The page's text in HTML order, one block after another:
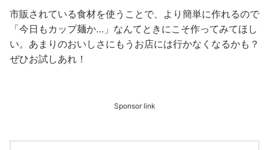
市販されている食材を使うことで、より簡単に作れるので
「今日もカップ麺か…」なんてときにこそ作ってみてほし
い。あまりのおいしさにもうお店には行かなくなるかも？
ぜひお試しあれ！
Sponsor link